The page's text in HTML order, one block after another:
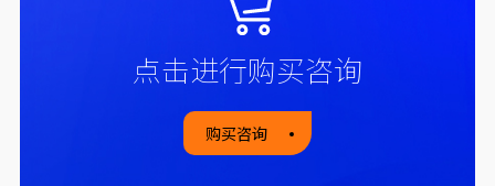
点击进行购买咨询
购买咨询